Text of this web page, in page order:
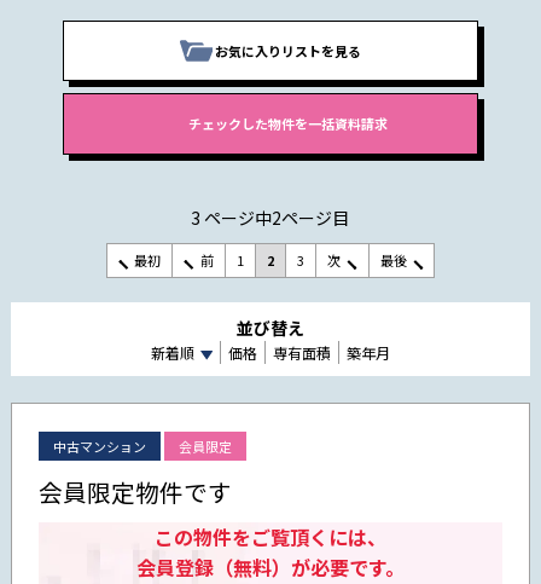
お気に入りリストを見る
3 ページ中2ページ目
最初 前 1 2 3 次 最後
並び替え
新着順 価格 専有面積 築年月
中古マンション 会員限定
会員限定物件です
この物件をご覧頂くには、
会員登録（無料）が必要です。